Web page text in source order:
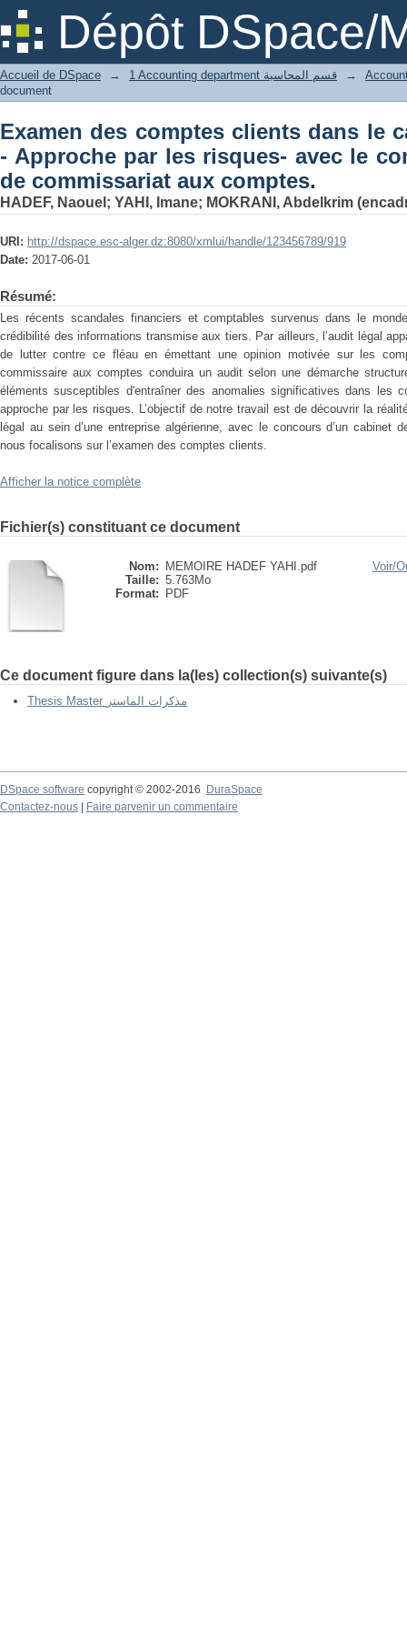
Dépôt DSpace/
Examen des comptes clients dans
risques- avec le concours d’un
Accueil de DSpace → 1 Accounting department قسم المحاسبة
→
document
Examen des comptes clients dans le
- Approche par les risques- avec le
de commissariat aux comptes.
HADEF, Naouel ; YAHI, Imane; MOKRANI, Abdelkrim
URI: http://dspace.esc-alger.dz:8080/xmlui/handle/123456789/919
Date: 2017-06-01
Résumé:
Les récents scandales financiers et comptables survenus dans le
crédibilité des informations transmise aux tiers. Par ailleurs, l’audit légal
de lutter contre ce fléau en émettant une opinion motivée sur les
commissaire aux comptes conduira un audit selon une démarche
éléments susceptibles d'entraîner des anomalies significatives dans les
approche par les risques. L’objectif de notre travail est de découvrir la
légal au sein d’une entreprise algérienne, avec le concours d’un cabinet
nous focalisons sur l’examen des comptes clients.
Afficher la notice complète
Fichier(s) constituant ce document
Nom:
MEMOIRE HADEF YAHI.pdf
Taille: 5.763Mo
Format:
PDF
Voir/
Ce document figure dans la(les) collection(s) suivante(s)
Thesis Master مذكرات الماستر
DSpace software copyright © 2002-2016
DuraSpace
Contactez-nous
Faire parvenir un commentaire